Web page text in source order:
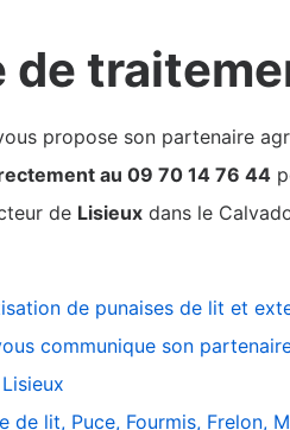
de
propose son partenaire
au 09 70 14 76 44
de Lisieux dans le
de punaises de lit et
communique son
de lit, Puce, Fourmis, Frelon,